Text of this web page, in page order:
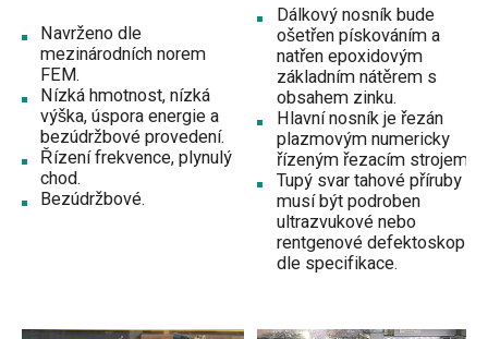
Navrženo dle
mezinárodních norem
FEM.
Nízká hmotnost, nízká
výška, úspora energie a
bezúdržbové provedení.
Řízení frekvence, plynulý
chod.
Bezúdržbové.
Dálkový nosník bude
ošetřen pískováním a
natřen epoxidovým
základním nátěrem s
obsahem zinku.
Hlavní nosník je řezán
plazmovým numericky
řízeným řezacím strojem.
Tupý svar tahové příruby
musí být podroben
ultrazvukové nebo
rentgenové defektoskopii
dle specifikace.